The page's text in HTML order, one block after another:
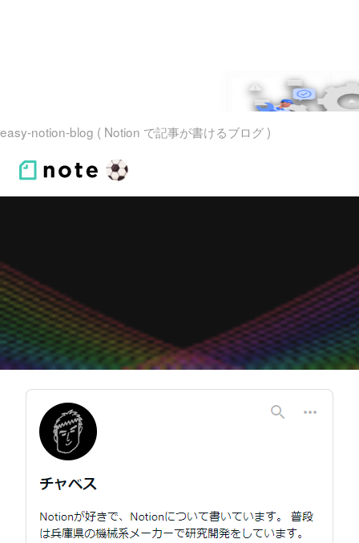
easy-notion-blog ( Notion で記事が書けるブログ )